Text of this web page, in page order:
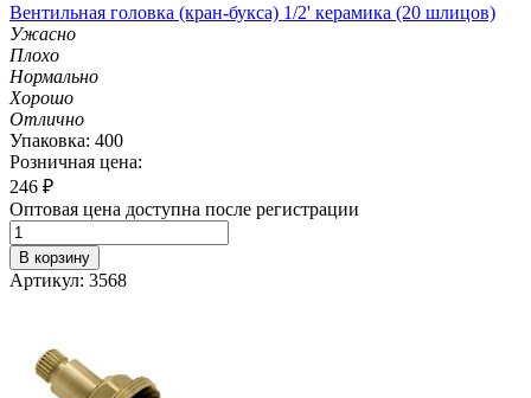
Вентильная головка (кран-букса) 1/2' керамика (20 шлицов)
Ужасно
Плохо
Нормально
Хорошо
Отлично
Упаковка: 400
Розничная цена:
246 ₽
Оптовая цена доступна после регистрации
В корзину
Артикул: 3568